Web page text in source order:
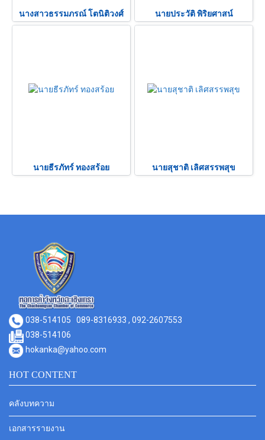
นางสาวธรรมภรณ์ โตนิติวงศ์ นายประวัติ พิริยศาสน์
นายธีรภัทร์ ทองสร้อย นายสุชาติ เลิศสรรพสุข
038-514105 089-8316933 , 092-2607553
038-514106
hokanka@yahoo.com
HOT CONTENT
คลังบทความ
เอกสารรายงาน